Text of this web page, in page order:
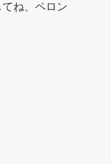
ね、ペロン